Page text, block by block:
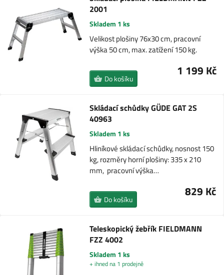
2001
Skladem 1 ks
Velikost plošiny 76x30 cm, pracovní
výška 50 cm, max. zatížení 150 kg.
1 199 Kč
Do košíku
Skládací schůdky GÜDE GAT 2S
40963
Skladem 1 ks
Hliníkové skládací schůdky, nosnost 150
kg, rozměry horní plošiny: 335 x 210
mm, pracovní výška…
829 Kč
Do košíku
Teleskopický žebřík FIELDMANN
FZZ 4002
Skladem 1 ks
+ ihned na 1 prodejně